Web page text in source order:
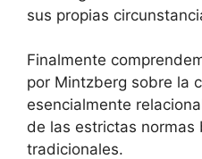
sus propias
Finalmente
por Mintzberg sobre la
esencialmente
de las estrictas normas
tradicionales.